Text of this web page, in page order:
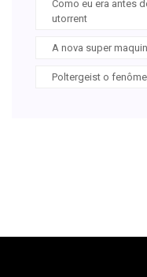
Como eu era antes
utorrent
A nova super
Poltergeist o